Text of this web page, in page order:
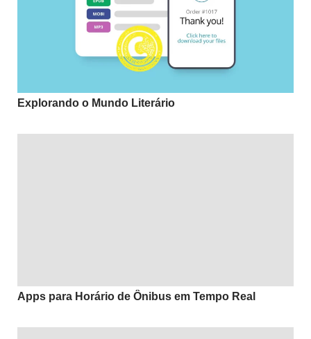
Explorando o Mundo Literário
Apps para Horário de Ônibus em Tempo Real